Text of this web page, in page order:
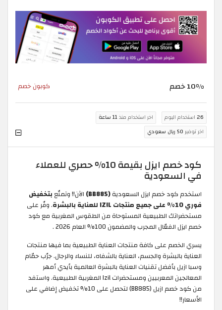
10% خصم كوبون خصم
26 استخدام اليوم اخر استخدام منذ11 ساعة
اخر توفير 50 ريال سعودي
كود خصم ايزل بقيمة 10% حصري للعملاء
في السعودية
استخدم كود خصم ايزل السعودية(BB885) الآن!! وتمتّع بتخفيض
فوري 10% على جميع منتجات IZIL للعناية بالبشرة
. وفّر على
مستحضراتك الطبيعية المستوحاة من الطقوس المغربية مع كود
خصم ايزل الفعّال المجرب والمضمون 100% العام 2026 .
يسري الخصم على كافة منتجات العناية الطبيعية بما فيها منتجات
العناية بالبشرة والجسم، العناية بالشفاه، للنساء والرجال. جرّب حمّام
وسبا ازيل بأفضل تقنيات العناية بالبشرة العالمية بأيدي أمهر
المعالجين المعربيين ومستحضرات Izil المغربية الطبيعية. واستفد
من كود خصم ازيل (BB885) لتحصل على 10% تخفيض إضافي على
الأسعار!!